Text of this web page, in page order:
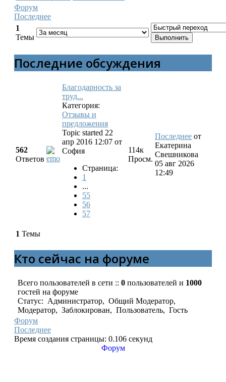
Форум
Последнее
1
Темы
Последние обсуждения
562
Ответов
Благодарность за
труд...
Категория:
Отзывы и
предложения
Topic started 22
апр 2016 12:07 от
София
Страница:
1
...
55
56
57
114к
Просм.
Последнее от
Екатерина
Свешникова
05 авг 2026
12:49
1 Темы
Кто сейчас на форуме
Всего пользователей в сети :: 0 пользователей и 1000
гостей на форуме
Статус: Администратор, Общий Модератор,
Модератор, Заблокирован, Пользователь, Гость
Форум
Последнее
Время создания страницы: 0.106 секунд
Форум